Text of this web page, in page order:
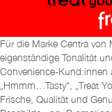
Für die Marke Centra von
eigenständige Tonalität
Convenience-Kund:innen
„Hmmm…Tasty“, „Treat
Frische, Qualität und